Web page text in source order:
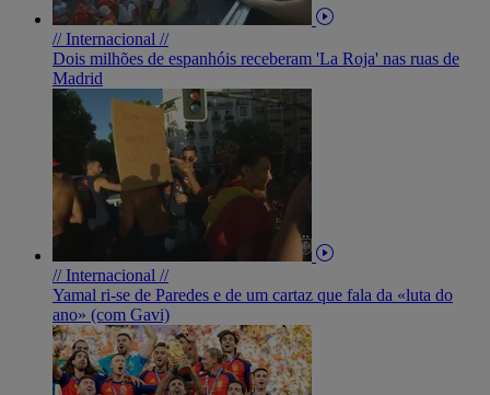
// Internacional //
Dois milhões de espanhóis receberam 'La Roja' nas ruas de
Madrid
// Internacional //
Yamal ri-se de Paredes e de um cartaz que fala da «luta do
ano» (com Gavi)